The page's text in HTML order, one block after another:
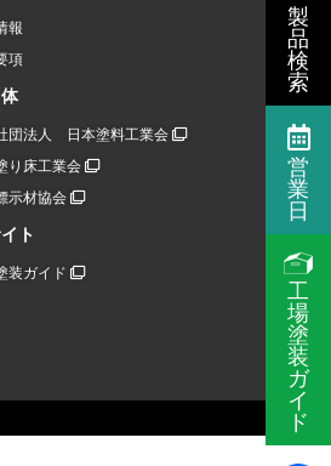
報
項
団法人 日本塗料工業会
り床工業会
示材協会
ト
装ガイド
製
品
検
索
営
業
日
工
場
塗
装
ガ
イ
ド